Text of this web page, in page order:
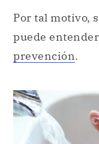
Por tal motivo,
puede
prevención.